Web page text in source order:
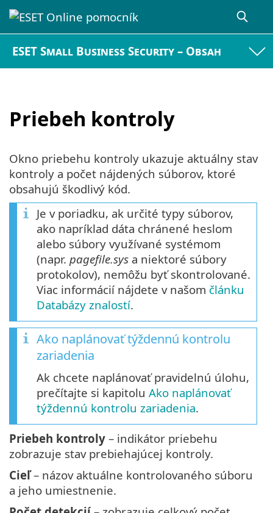
ESET Small Business Security – Obsah
Priebeh kontroly
Okno priebehu kontroly ukazuje aktuálny stav
kontroly a počet nájdených súborov, ktoré
obsahujú škodlivý kód.
Je v poriadku, ak určité typy súborov,
ako napríklad dáta chránené heslom
alebo súbory využívané systémom
(napr. pagefile.sys a niektoré súbory
protokolov), nemôžu byť skontrolované.
Viac informácií nájdete v našom článku
Databázy znalostí.
Ako naplánovať týždennú kontrolu
zariadenia
Ak chcete naplánovať pravidelnú úlohu,
prečítajte si kapitolu Ako naplánovať
týždennú kontrolu zariadenia.
Priebeh kontroly – indikátor priebehu
zobrazuje stav prebiehajúcej kontroly.
Cieľ– názov aktuálne kontrolovaného súboru
a jeho umiestnenie.